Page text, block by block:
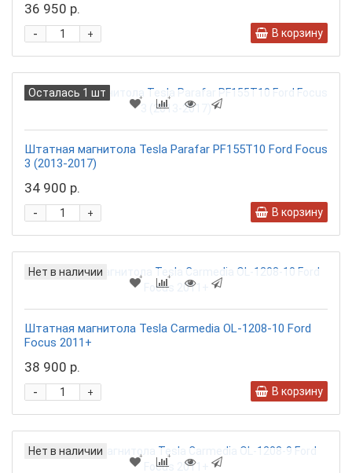
36 950 р.
+
- В корзину
Осталась 1 шт
Штатная магнитола Tesla Parafar PF155T10 Ford Focus
3 (2013-2017)
34 900 р.
+
- В корзину
Нет в наличии
Штатная магнитола Tesla Carmedia OL-1208-10 Ford
Focus 2011+
38 900 р.
+
- В корзину
Нет в наличии